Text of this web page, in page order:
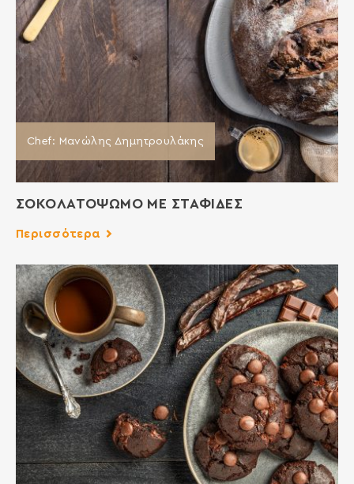
Chef: Μανώλης Δημητρουλάκης
ΣΟΚΟΛΑΤΟΨΩΜΟ ΜΕ ΣΤΑΦΙΔΕΣ
Περισσότερα